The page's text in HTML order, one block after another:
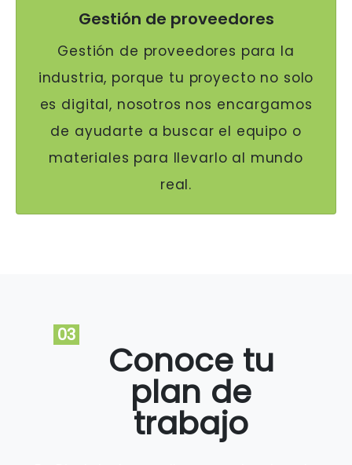
Gestión de proveedores
Gestión de proveedores para la
industria, porque tu proyecto no solo
es digital, nosotros nos encargamos
de ayudarte a buscar el equipo o
materiales para llevarlo al mundo
real.
03
Conoce tu
plan de
trabajo